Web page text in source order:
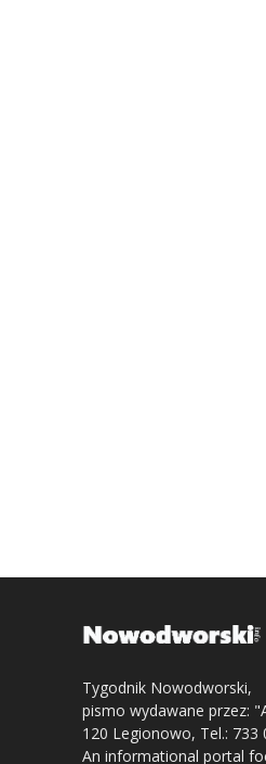
Tygodnik Nowodworski,
pismo wydawane przez:
120 Legionowo, Tel.: 733
An informational portal